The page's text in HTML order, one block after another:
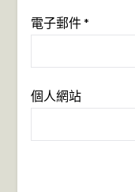
電子郵件*
個人網站